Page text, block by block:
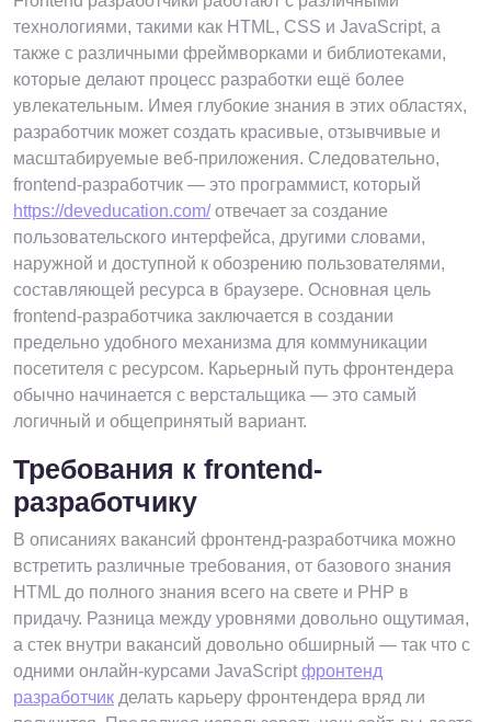
технологиями, такими как HTML, CSS и JavaScript, а
также с различными фреймворками и библиотеками,
которые делают процесс разработки ещё более
увлекательным. Имея глубокие знания в этих областях,
разработчик может создать красивые, отзывчивые и
масштабируемые веб-приложения. Следовательно,
frontend-разработчик — это программист, который
https://deveducation.com/отвечает за создание
пользовательского интерфейса, другими словами,
наружной и доступной к обозрению пользователями,
составляющей ресурса в браузере. Основная цель
frontend-разработчика заключается в создании
предельно удобного механизма для коммуникации
посетителя с ресурсом. Карьерный путь фронтендера
обычно начинается с верстальщика — это самый
логичный и общепринятый вариант.
Требования к frontend-
разработчику
В описаниях вакансий фронтенд-разработчика можно
встретить различные требования, от базового знания
HTML до полного знания всего на свете и PHP в
придачу. Разница между уровнями довольно ощутимая,
а стек внутри вакансий довольно обширный — так что с
одними онлайн-курсами JavaScript фронтенд
разработчик делать карьеру фронтендера вряд ли